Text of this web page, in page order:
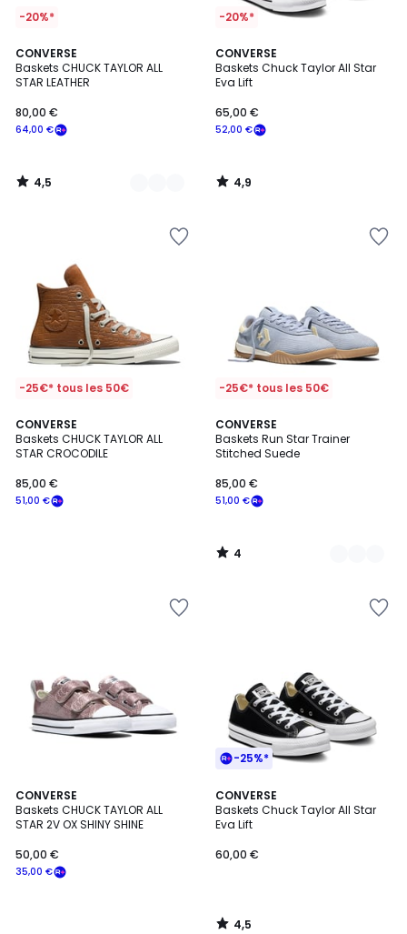
-20%*
CONVERSE
Baskets CHUCK TAYLOR ALL
STAR LEATHER
64,00 €
80,00 €
4,5
/ 5
4
Couleurs
4,5
/
-20%*
CONVERSE
Baskets Chuck Taylor All Star
Eva Lift
52,00 €
65,00 €
4,9
/ 5
4,9
/
-25€* tous les 50€
CONVERSE
Baskets CHUCK TAYLOR ALL
STAR CROCODILE
51,00 €
85,00 €
-25€* tous les 50€
CONVERSE
Baskets Run Star Trainer
Stitched Suede
51,00 €
85,00 €
4
/
5
2
Couleurs
4
/
CONVERSE
Baskets CHUCK TAYLOR ALL
STAR 2V OX SHINY SHINE
35,00 €
50,00 €
-25%*
CONVERSE
Baskets Chuck Taylor All Star
Eva Lift
60,00 €
4,5
/ 5
4,5
/